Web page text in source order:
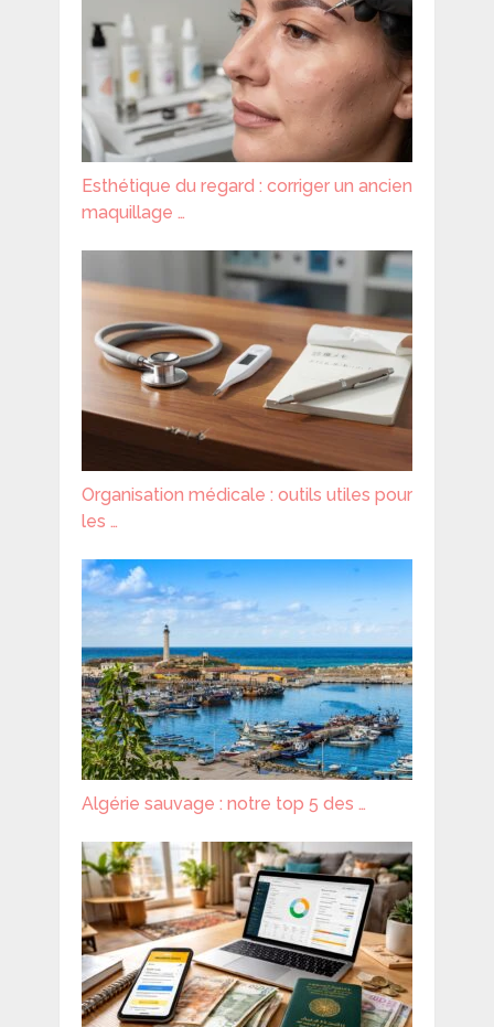
Esthétique du regard : corriger un ancien
maquillage …
Organisation médicale : outils utiles pour
les …
Algérie sauvage : notre top 5 des …